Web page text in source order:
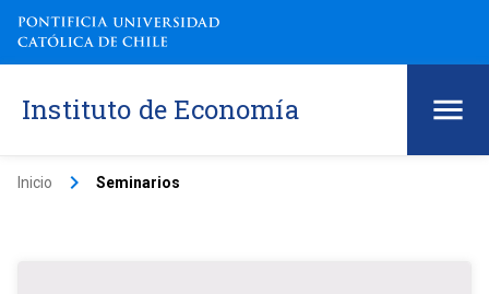
Instituto de Economía
Inicio keyboard_arrow_right Seminarios